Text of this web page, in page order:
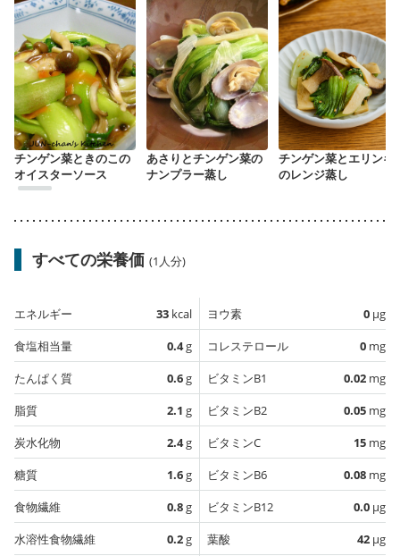
チンゲン菜ときのこの
オイスターソース
あさりとチンゲン菜の
ナンプラー蒸し
チンゲン菜とエリンギ
のレンジ蒸し
すべての栄養価 (1人分)
エネルギー 33 kcal
食塩相当量
0.4g
たんぱく質
0.6g
脂質
2.1 g
炭水化物
2.4g
糖質
1.6g
食物繊維
0.8g
水溶性食物繊維
0.2g
ヨウ素 0 µg
コレステロール
0 mg
ビタミンB1
0.02 mg
ビタミンB2
0.05 mg
ビタミンC
15 mg
ビタミンB6
0.08 mg
ビタミンB12
0.0 µg
葉酸
42 µg